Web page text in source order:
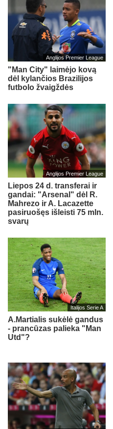
Anglijos Premier League
"Man City" laimėjo kovą
dėl kylančios Brazilijos
futbolo žvaigždės
Anglijos Premier League
Liepos 24 d. transferai ir
gandai: "Arsenal" dėl R.
Mahrezo ir A. Lacazette
pasiruošęs išleisti 75 mln.
svarų
Italijos Serie A
A.Martialis sukėlė gandus
- prancūzas palieka "Man
Utd"?